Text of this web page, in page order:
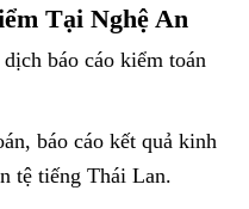
Tại Nghệ An
báo cáo kiểm toán
báo cáo kết quả kinh
tệ tiếng Thái Lan.